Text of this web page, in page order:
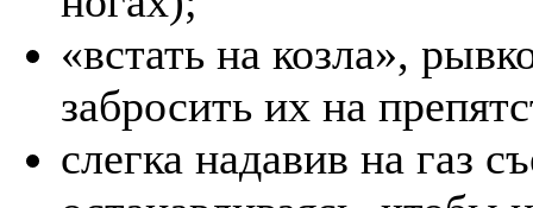
«встать на козла»,
забросить их на
слегка надавив на газ